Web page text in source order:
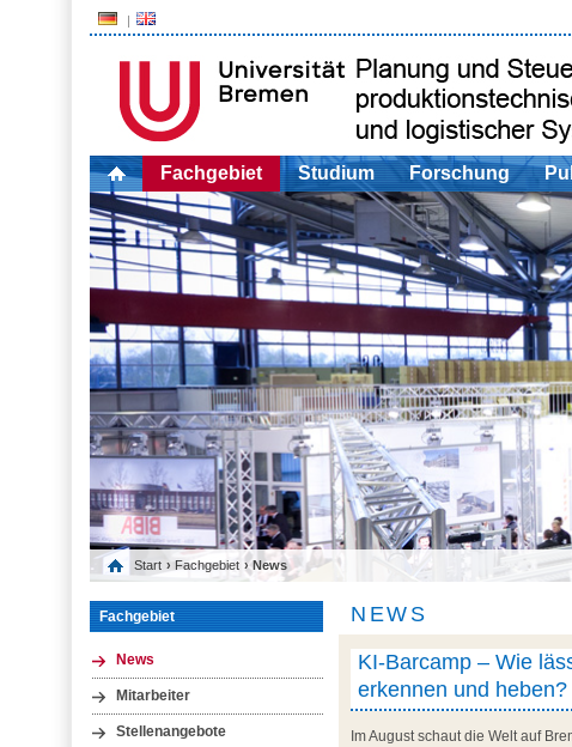
Fachgebiet Studium Forschung
Start › Fachgebiet › News
Fachgebiet
News
Mitarbeiter
Stellenangebote
NEWS
KI-Barcamp – Wie
erkennen und
Im August schaut die Welt auf